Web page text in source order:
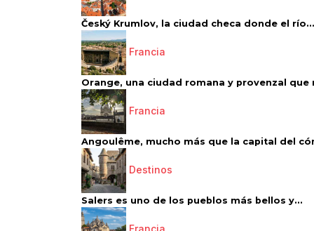
Český Krumlov, la ciudad checa donde el río...
Francia
Orange, una ciudad romana y provenzal que
Francia
Angoulême, mucho más que la capital del
Destinos
Salers es uno de los pueblos más bellos y...
Francia